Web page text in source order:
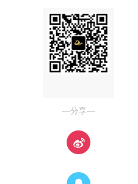
—分享—